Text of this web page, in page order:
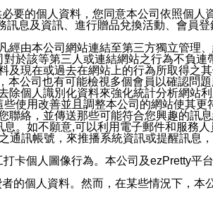
要的個人資料，您同意本公司依照個人
息及資訊、進行贈品兌換活動、會員
由本公司網站連結至第三方獨立管理
於該等第三人或連結網站之行為不負連
現在或過去在網站上的行為所取得之
公司也有可能檢視多個會員以確認問題
個人識別化資料來強化統計分析網站
使用改善並且調整本公司的網站使其更
絡，並傳送那些可能符合您興趣的訊
。如不願意,可以利用電子郵件和服務人
訊帳號，來推播系統資訊或提醒訊息
卡個人圖像行為。本公司及ezPretty平台
的個人資料。然而，在某些情況下，本